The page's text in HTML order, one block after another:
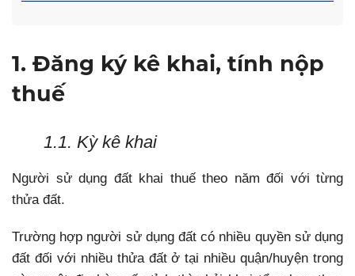
1. Đăng ký kê khai, tính nộp
thuế
1.1. Kỳ kê khai
Người sử dụng đất khai thuế theo năm đối với từng
thửa đất.
Trường hợp người sử dụng đất có nhiều quyền sử dụng
đất đối với nhiều thửa đất ở tại nhiều quận/huyện trong